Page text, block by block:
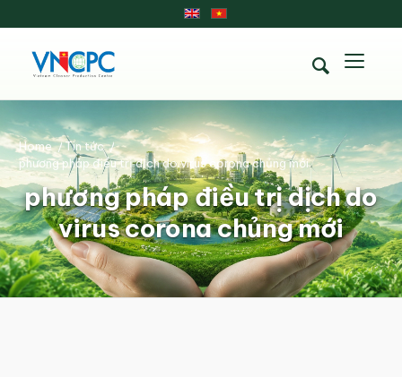
phương pháp điều trị dịch do
virus corona chủng mới
Home /Tin tức /
phương pháp điều trị dịch do virus corona chủng mới